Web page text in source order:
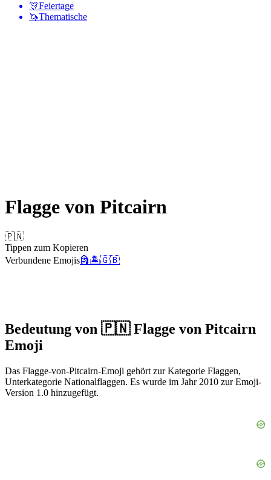
🎊Feiertage
🦄Thematische
Flagge von Pitcairn
🇵🇳
Tippen zum Kopieren
Verbundene Emojis🗿🏝️🇬🇧
Bedeutung von 🇵🇳 Flagge von Pitcairn
Emoji
Das Flagge-von-Pitcairn-Emoji gehört zur Kategorie Flaggen,
Unterkategorie Nationalflaggen. Es wurde im Jahr 2010 zur Emoji-
Version 1.0 hinzugefügt.